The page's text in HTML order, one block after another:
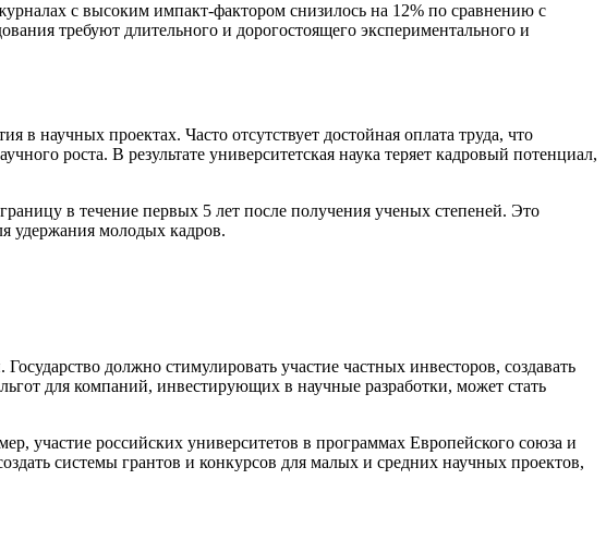
с высоким импакт-фактором снизилось на 12% по сравнению с
требуют длительного и дорогостоящего экспериментального и
научных проектах. Часто отсутствует достойная оплата труда, что
роста. В результате университетская наука теряет кадровый потенциал,
в течение первых 5 лет после получения ученых степеней. Это
удержания молодых кадров.
должно стимулировать участие частных инвесторов, создавать
для компаний, инвестирующих в научные разработки, может стать
участие российских университетов в программах Европейского союза и
системы грантов и конкурсов для малых и средних научных проектов,